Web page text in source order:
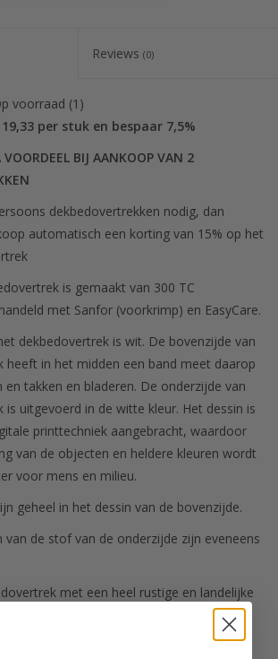
Reviews (0)
voorraad (1)
per stuk en bespaar 7,5%
BIJ AANKOOP VAN 2
dekbedovertrekken nodig, dan
automatisch een korting van 15% op het
is gemaakt van 300 TC
met Sanfor (voorkrimp) en EasyCare.
dekbedovertrek is wit. De bovenzijde van
heeft in het midden een band meet daarop
takken en bladeren. De onderzijde van
is uitgevoerd in de witte kleur. Het dessin is
printtechniek aangebracht, waardoor
van de objecten en heldere kleuren wordt
voor mens en milieu.
geheel in het dessin van de bovenzijde.
van de stof van de onderzijde zijn eveneens
met een heel rustige en landelijke
wordt standaard voorzien van een